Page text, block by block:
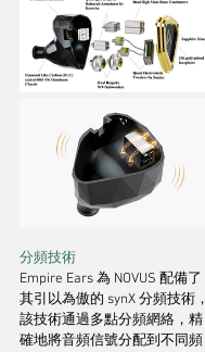
分頻技術
Empire Ears 為 NOVUS 配備了
其引以為傲的 synX 分頻技術，
該技術通過多點分頻網絡，精
確地將音頻信號分配到不同頻